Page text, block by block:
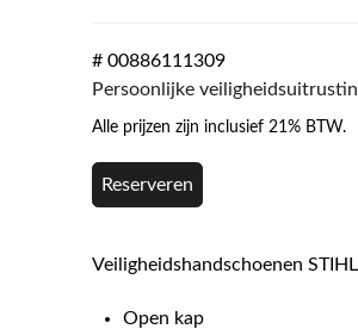
# 00886111309
Persoonlijke
Alle prijzen zijn inclusief 21% BTW.
Reserveren
Veiligheidshandschoenen
Open kap